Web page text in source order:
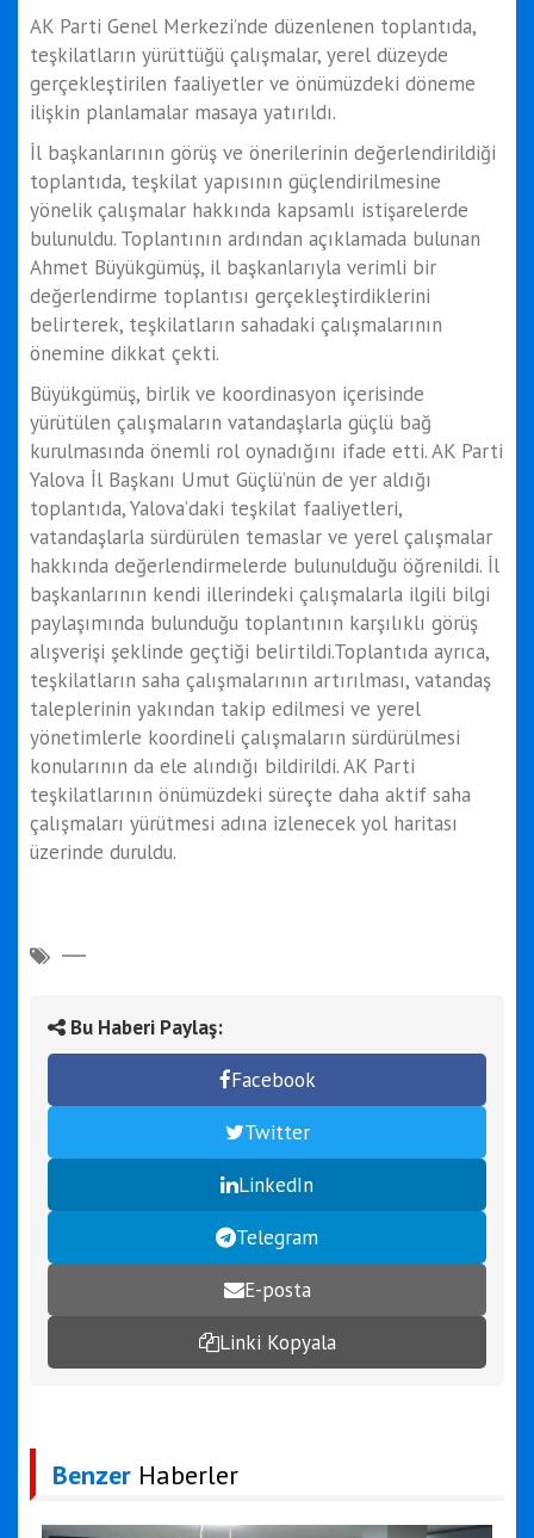
AK Parti Genel Merkezi’nde düzenlenen toplantıda,
teşkilatların yürüttüğü çalışmalar, yerel düzeyde
gerçekleştirilen faaliyetler ve önümüzdeki döneme
ilişkin planlamalar masaya yatırıldı.
İl başkanlarının görüş ve önerilerinin değerlendirildiği
toplantıda, teşkilat yapısının güçlendirilmesine
yönelik çalışmalar hakkında kapsamlı istişarelerde
bulunuldu. Toplantının ardından açıklamada bulunan
Ahmet Büyükgümüş, il başkanlarıyla verimli bir
değerlendirme toplantısı gerçekleştirdiklerini
belirterek, teşkilatların sahadaki çalışmalarının
önemine dikkat çekti.
Büyükgümüş, birlik ve koordinasyon içerisinde
yürütülen çalışmaların vatandaşlarla güçlü bağ
kurulmasında önemli rol oynadığını ifade etti. AK Parti
Yalova İl Başkanı Umut Güçlü’nün de yer aldığı
toplantıda, Yalova’daki teşkilat faaliyetleri,
vatandaşlarla sürdürülen temaslar ve yerel çalışmalar
hakkında değerlendirmelerde bulunulduğu öğrenildi. İl
başkanlarının kendi illerindeki çalışmalarla ilgili bilgi
paylaşımında bulunduğu toplantının karşılıklı görüş
alışverişi şeklinde geçtiği belirtildi.Toplantıda ayrıca,
teşkilatların saha çalışmalarının artırılması, vatandaş
taleplerinin yakından takip edilmesi ve yerel
yönetimlerle koordineli çalışmaların sürdürülmesi
konularının da ele alındığı bildirildi. AK Parti
teşkilatlarının önümüzdeki süreçte daha aktif saha
çalışmaları yürütmesi adına izlenecek yol haritası
üzerinde duruldu.
Bu Haberi Paylaş:
Facebook
Twitter
LinkedIn
Telegram
E-posta
Linki Kopyala
Benzer Haberler